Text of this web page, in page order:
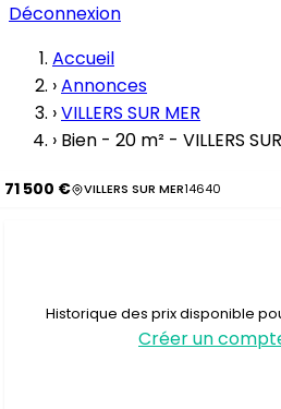
Déconnexion
Accueil
›Annonces
›VILLERS SUR MER
› Bien - 20 m² - VILLERS
71 500 € VILLERS SUR MER14640
Historique des prix disponible
Créer un